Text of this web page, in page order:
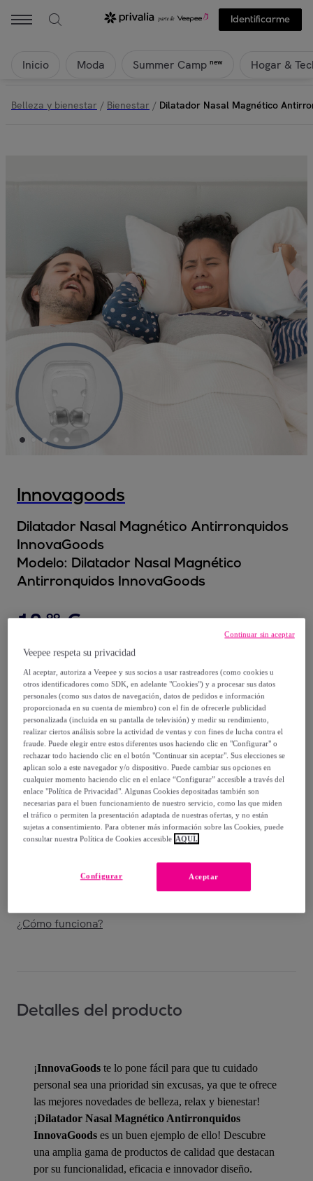
Identificarme
Inicio Moda Summer Camp new Hogar &
Belleza y bienestar / Bienestar / Dilatador Nasal Magnético
Innovagoods
Dilatador Nasal Magnético Antirronquidos
InnovaGoods
Modelo: Dilatador Nasal Magnético
Antirronquidos InnovaGoods
10,99 €
24,87 €
-55
Posible recogida de tu antiguo producto,ver condiciones
Vendido porInnovaGoods
Entrega
Entrega: Entre el15/08
¿Cómo funciona?
Detalles del producto
¡InnovaGoods te lo pone fácil para que tu cuidado
personal sea una prioridad sin excusas, ya que te ofrece
las mejores novedades de belleza, relax y bienestar!
¡Dilatador Nasal Magnético Antirronquidos
InnovaGoods es un buen ejemplo de ello! Descubre
una amplia gama de productos de calidad que destacan
por su funcionalidad, eficacia e innovador diseño.
Veepee respeta su privacidad
Al aceptar, autoriza a Veepee y sus socios a usar rastreadores (como cookies u
otros identificadores como SDK, en adelante "Cookies") y a procesar sus datos
personales (como sus datos de navegación, datos de pedidos e información
proporcionada en su cuenta de miembro) con el fin de ofrecerle publicidad
personalizada (incluida en su pantalla de televisión) y medir su rendimiento,
realizar ciertos análisis sobre la actividad de ventas y con fines de lucha contra el
fraude. Puede elegir entre estos diferentes usos haciendo clic en "Configurar" o
rechazar todo haciendo clic en el botón "Continuar sin aceptar". Sus elecciones se
aplican solo a este navegador y/o dispositivo. Puede cambiar sus opciones en
cualquier momento haciendo clic en el enlace “Configurar” accesible a través del
enlace "Política de Privacidad". Algunas Cookies depositadas también son
necesarias para el buen funcionamiento de nuestro servicio, como las que miden
el tráfico o permiten la presentación adaptada de nuestras ofertas, y no están
sujetas a consentimiento. Para obtener más información sobre las Cookies, puede
consultar nuestra Política de Cookies accesible AQUÍ.
Aceptar
Configurar
Continuar sin aceptar